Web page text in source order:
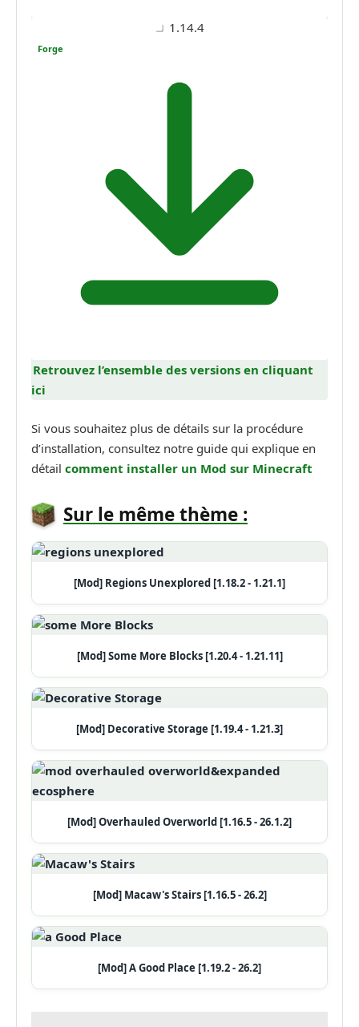
1.14.4
Forge
Retrouvez l’ensemble des versions en cliquant
ici
Si vous souhaitez plus de détails sur la procédure
d’installation, consultez notre guide qui explique en
détail comment installer un Mod sur Minecraft
Sur le même thème :
[Mod] Regions Unexplored [1.18.2 - 1.21.1]
[Mod] Some More Blocks [1.20.4 - 1.21.11]
[Mod] Decorative Storage [1.19.4 - 1.21.3]
[Mod] Overhauled Overworld [1.16.5 - 26.1.2]
[Mod] Macaw's Stairs [1.16.5 - 26.2]
[Mod] A Good Place [1.19.2 - 26.2]